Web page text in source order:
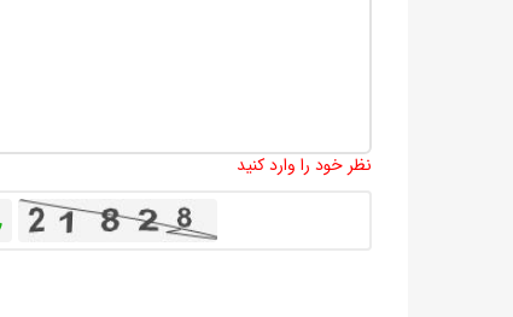
نظر خود را وارد کنید